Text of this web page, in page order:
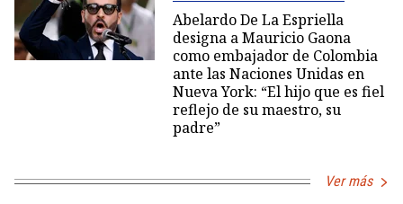
Abelardo De La Espriella
designa a Mauricio Gaona
como embajador de Colombia
ante las Naciones Unidas en
Nueva York: “El hijo que es fiel
reflejo de su maestro, su
padre”
Ver más